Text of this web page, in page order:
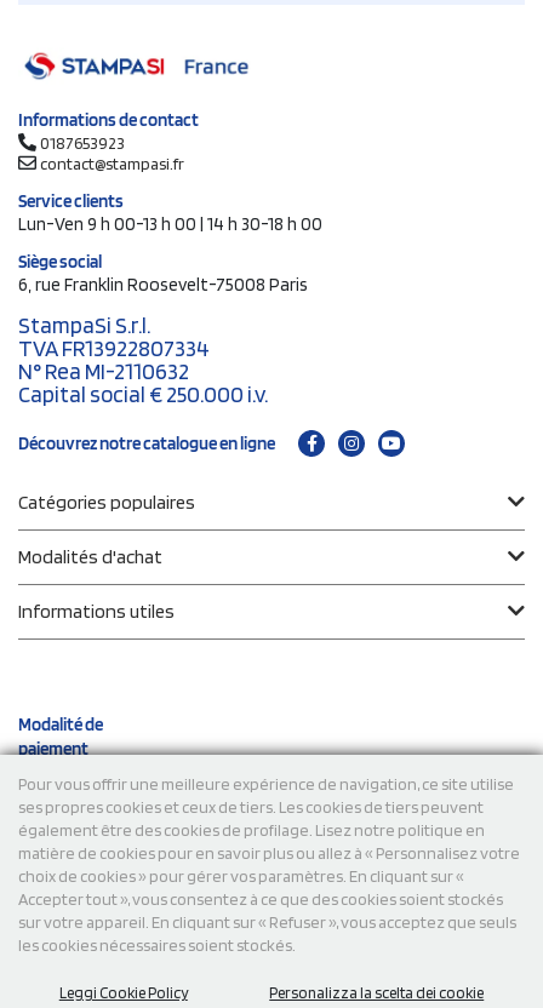
Pour vous offrir une meilleure expérience de navigation, ce site utilise
ses propres cookies et ceux de tiers. Les cookies de tiers peuvent
également être des cookies de profilage. Lisez notre politique en
matière de cookies pour en savoir plus ou allez à « Personnalisez votre
choix de cookies » pour gérer vos paramètres. En cliquant sur «
Accepter tout », vous consentez à ce que des cookies soient stockés
sur votre appareil. En cliquant sur « Refuser », vous acceptez que seuls
les cookies nécessaires soient stockés.
Leggi Cookie Policy Personalizza la scelta dei cookie
Informations de contact
0187653923
contact@stampasi.fr
Service clients
Lun-Ven 9 h 00-13 h 00 | 14 h 30-18 h 00
Siège social
6, rue Franklin Roosevelt-75008 Paris
StampaSi S.r.l.
TVA FR13922807334
N° Rea MI-2110632
Capital social € 250.000 i.v.
Découvrez notre catalogue en ligne
Catégories populaires
Modalités d'achat
Informations utiles
Modalité de
paiement
Expéditions
© 2026 StampaSi s.r.l. TOUS DROITS RÉSERVÉS - TVA